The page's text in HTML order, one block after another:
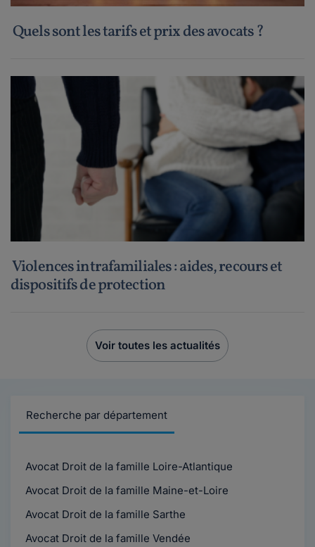
Quels sont les tarifs et prix des avocats ?
Violences intrafamiliales : aides, recours et
dispositifs de protection
Voir toutes les actualités
Recherche par département
Avocat Droit de la famille Loire-Atlantique
Avocat Droit de la famille Maine-et-Loire
Avocat Droit de la famille Sarthe
Avocat Droit de la famille Vendée